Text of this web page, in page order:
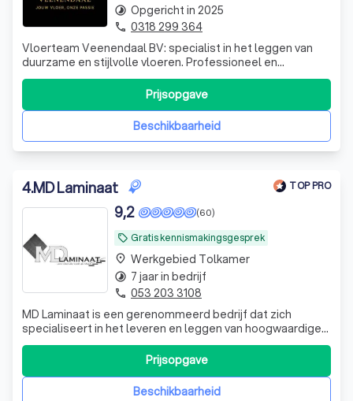
Vloerteam Veenendaal BV: specialist in het leggen van
duurzame en stijlvolle vloeren. Professioneel en
betrouwbaar ook in, met 6 ervaren vakmensen die perfect
Beschikbaarheid
Prijsopgave
timelapse Opgericht in 2025
phone 0318 299 364
4.MD Laminaat TOP PRO
local_offer Gratis kennismakingsgesprek
(60)
9,2
MD Laminaat is een gerenommeerd bedrijf dat zich
specialiseert in het leveren en leggen van hoogwaardige
vloeren. Opgericht in 2019, hebben we ons snel gevestigd
als een betrouwbare montagepartner voor bekende
merken zoals Gamma, Karwei, Praxis en Witzand. Onze
expertise strekt zich uit tot het legg
Beschikbaarheid
Prijsopgave
place Werkgebied Tolkamer
timelapse 7 jaar in bedrijf
phone 053 203 3108